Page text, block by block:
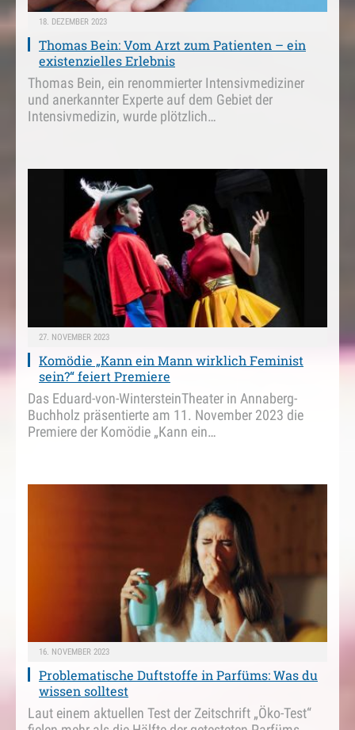
18. DEZEMBER 2023
Thomas Bein: Vom Arzt zum Patienten – ein
existenzielles Erlebnis
Thomas Bein, ein renommierter Intensivmediziner
und anerkannter Experte auf dem Gebiet der
Intensivmedizin, wurde plötzlich…
27. NOVEMBER 2023
Komödie „Kann ein Mann wirklich Feminist
sein?“ feiert Premiere
Das Eduard-von-WintersteinTheater in Annaberg-
Buchholz präsentierte am 11. November 2023 die
Premiere der Komödie „Kann ein…
16. NOVEMBER 2023
Problematische Duftstoffe in Parfüms: Was du
wissen solltest
Laut einem aktuellen Test der Zeitschrift „Öko-Test“